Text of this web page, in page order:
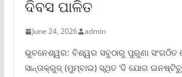
ଦିବସ ପାଳିତ
June 24, 2026 admin
ଭୁବନେଶ୍ୱର: ବିଶ୍ୱର ସବୁଠାରୁ ପୁରୁଣା ସଂଗଠିତ
ସାନ୍ତାକ୍ରୁଜ୍ (ମୁମ୍ବାଇ) ସ୍ଥିତ ‘ଦି ଯୋଗ